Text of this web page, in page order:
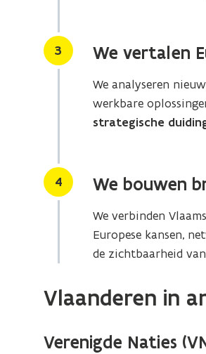
Stap
3 We vertalen
We analyseren
werkbare
strategische
Stap
4 We bouwen
We verbinden
Europese kansen,
de zichtbaarheid
Vlaanderen in
Verenigde Naties